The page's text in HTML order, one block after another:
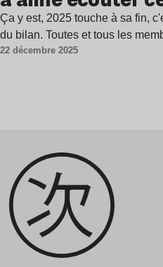
année
Ça y est, 2025 touche à sa fin,
du bilan. Toutes et tous les
22 décembre 2025